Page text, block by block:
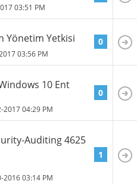
03:51 PM
Yönetim Yetkisi
03:56 PM
0
10 Ent
201704:29 PM
0
Auditing 4625
201603:14 PM
1